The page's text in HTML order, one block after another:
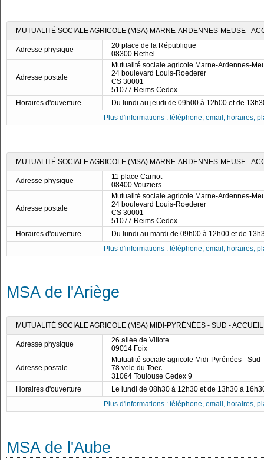
MUTUALITÉ SOCIALE AGRICOLE (MSA) MARNE-ARDENNES-MEUSE -
Adresse physique
20 place de la République
08300 Rethel
Adresse postale
Mutualité sociale agricole Marne-Ardennes-
24 boulevard Louis-Roederer
CS 30001
51077 Reims Cedex
Horaires d'ouverture
Du lundi au jeudi de 09h00 à 12h00 et de
Plus d'informations : téléphone, email, horaires,
MUTUALITÉ SOCIALE AGRICOLE (MSA) MARNE-ARDENNES-MEUSE -
Adresse physique
11 place Carnot
08400 Vouziers
Adresse postale
Mutualité sociale agricole Marne-Ardennes-
24 boulevard Louis-Roederer
CS 30001
51077 Reims Cedex
Horaires d'ouverture
Du lundi au mardi de 09h00 à 12h00 et de
Plus d'informations : téléphone, email, horaires,
MSA de l'Ariège
MUTUALITÉ SOCIALE AGRICOLE (MSA) MIDI-PYRÉNÉES - SUD -
Adresse physique
26 allée de Villote
09014 Foix
Adresse postale
Mutualité sociale agricole Midi-Pyrénées - Sud
78 voie du Toec
31064 Toulouse Cedex 9
Horaires d'ouverture
Le lundi de 08h30 à 12h30 et de 13h30 à
Plus d'informations : téléphone, email, horaires,
MSA de l'Aube